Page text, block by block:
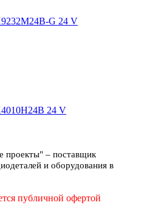
G 24 V
24 V
проекты" – поставщик
и оборудования в
публичной офертой